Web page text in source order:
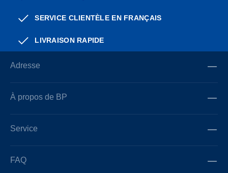
SERVICE CLIENTÈLE EN FRANÇAIS
LIVRAISON RAPIDE
Adresse
À propos de BP
Service
FAQ